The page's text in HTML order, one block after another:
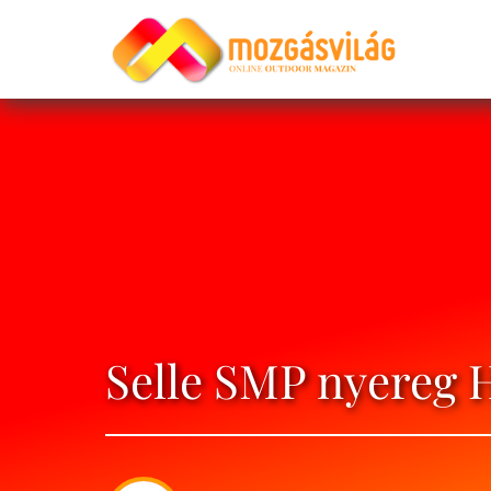
Selle SMP nyereg